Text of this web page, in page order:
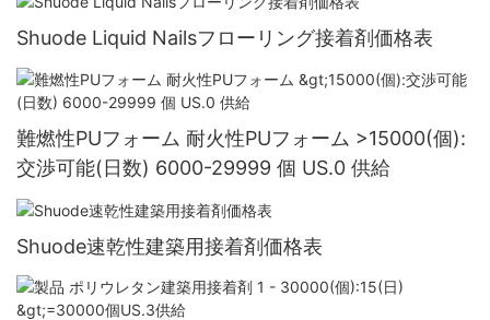
Shuode Liquid Nailsフローリング接着剤価格表
難燃性PUフォーム 耐火性PUフォーム >15000(個):
交渉可能(日数) 6000-29999 個 US.0 供給
Shuode速乾性建築用接着剤価格表